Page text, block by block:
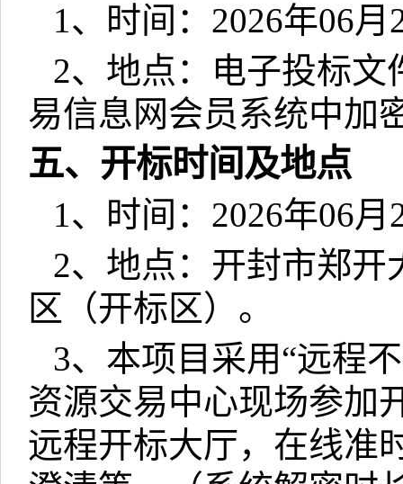
1、时间： 2026年06月
2、地点：电子投标文
易信息网会员系统中加
五、开标时间及地点
1、时间： 2026年06月
2、地点：开封市郑开
区（开标区）。
3、本项目采用“远程
资源交易中心现场参加
远程开标大厅，在线准